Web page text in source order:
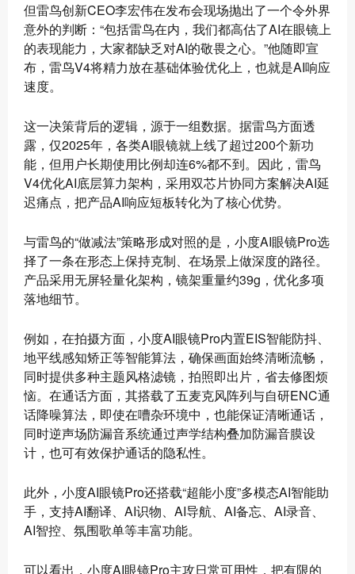
但雷鸟创新CEO李宏伟在发布会现场抛出了一个令外界
意外的判断：“包括雷鸟在内，我们都高估了AI在眼镜上
的表现能力，大家都缺乏对AI的敬畏之心。”他随即宣
布，雷鸟V4将精力放在基础体验优化上，也就是AI响应
速度。
这一决策背后的逻辑，源于一组数据。据雷鸟方面透
露，仅2025年，各类AI眼镜就上线了超过200个新功
能，但用户长期使用比例却连6%都不到。因此，雷鸟
V4优化AI底层算力架构，采用双芯片协同方案解决AI延
迟痛点，把产品AI响应短板转化为了核心优势。
与雷鸟的“做减法”策略形成对照的是，小度AI眼镜Pro选
择了一条在形态上保持克制、在场景上做深度的路径。
产品采用无屏轻量化架构，镜架重量约39g，优化多项
落地细节。
例如，在拍摄方面，小度AI眼镜Pro内置EIS智能防抖、
地平线感知矫正等智能算法，确保画面始终清晰流畅，
同时提供多种主题风格滤镜，拍照即出片，省去修图烦
恼。在通话方面，其搭载了五麦克风阵列与自研ENC通
话降噪算法，即使在嘈杂环境中，也能保证清晰通话，
同时逆声场防漏音系统通过声学结构叠加防漏音膜设
计，也可有效保护通话的隐私性。
此外，小度AI眼镜Pro还搭载“超能小度”多模态AI智能助
手，支持AI翻译、AI识物、AI导航、AI备忘、AI录音、
AI智控、氛围歌单等丰富功能。
可以看出，小度AI眼镜Pro主攻日常可用性，把有限的